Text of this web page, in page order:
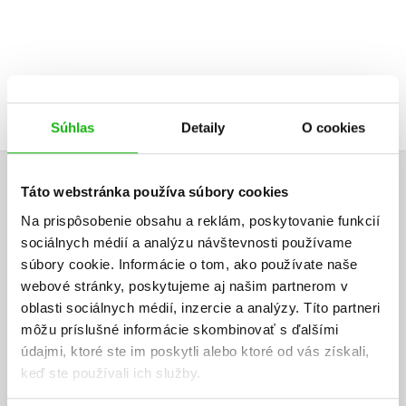
Súhlas Detaily O cookies
Táto webstránka používa súbory cookies
Na prispôsobenie obsahu a reklám, poskytovanie funkcií
sociálnych médií a analýzu návštevnosti používame
súbory cookie. Informácie o tom, ako používate naše
webové stránky, poskytujeme aj našim partnerom v
oblasti sociálnych médií, inzercie a analýzy. Títo partneri
môžu príslušné informácie skombinovať s ďalšími
údajmi, ktoré ste im poskytli alebo ktoré od vás získali,
keď ste používali ich služby.
UŽIVATEĽSKÁ RECENZIA
Žiadne užívateľské hodnotenia nie sú dostupné.
Vaše hodnotenie
Používateľskú recenziu môžu vkladať len registrovaní užívatelia
Prihlásiť